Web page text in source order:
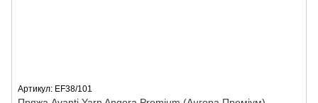
Артикул: ЕF38/101